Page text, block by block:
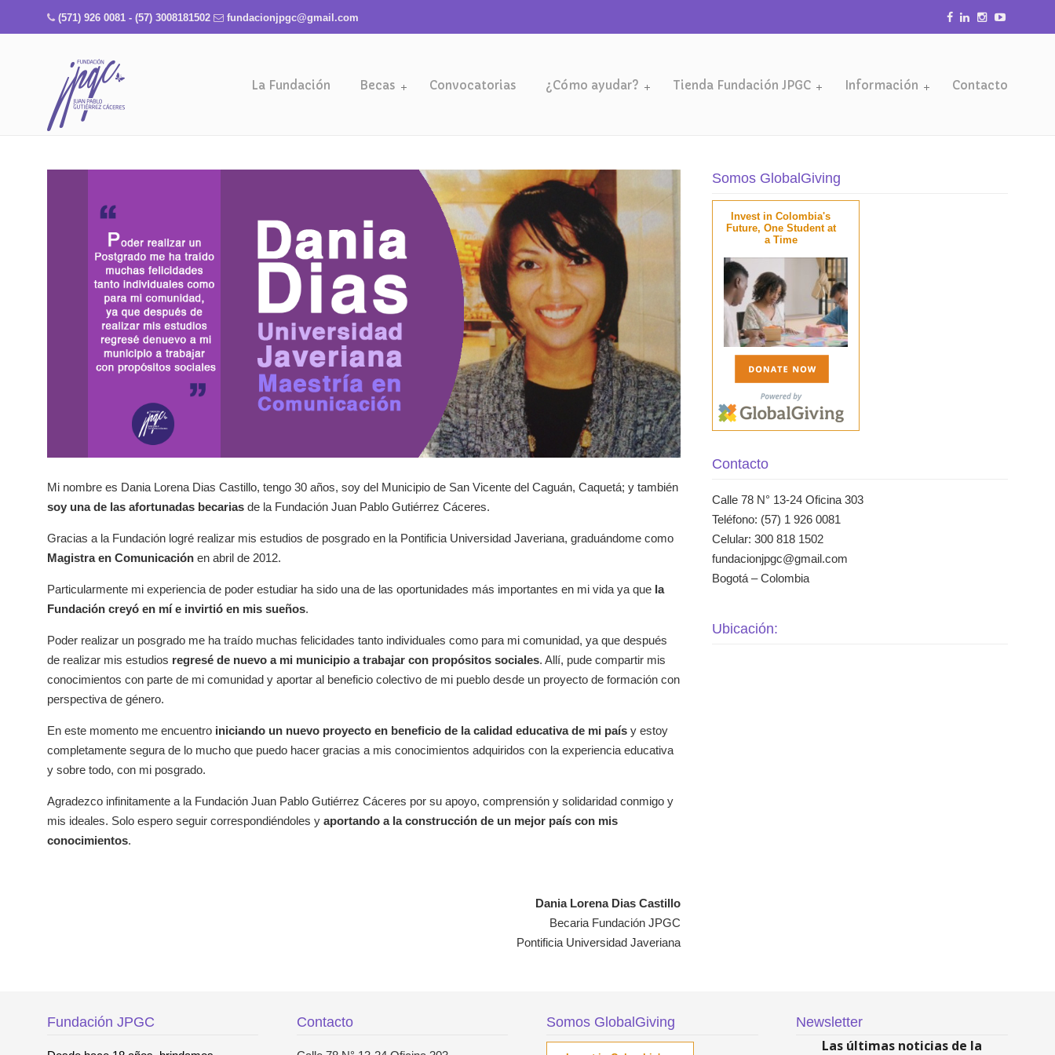
(571) 926 0081 - (57) 3008181502 fundacionjpgc@gmail.com
La Fundación Becas Convocatorias ¿Cómo ayudar? Tienda Fundación JPGC Información Contacto
Mi nombre es Dania Lorena Dias Castillo, tengo 30 años, soy del Municipio de San Vicente del Caguán, Caquetá; y también
soy una de las afortunadas becarias de la Fundación Juan Pablo Gutiérrez Cáceres.
Gracias a la Fundación logré realizar mis estudios de posgrado en la Pontificia Universidad Javeriana, graduándome como
Magistra en Comunicación en abril de 2012.
Particularmente mi experiencia de poder estudiar ha sido una de las oportunidades más importantes en mi vida ya que la
Fundación creyó en mí e invirtió en mis sueños.
Poder realizar un posgrado me ha traído muchas felicidades tanto individuales como para mi comunidad, ya que después
de realizar mis estudios regresé de nuevo a mi municipio a trabajar con propósitos sociales. Allí, pude compartir mis
conocimientos con parte de mi comunidad y aportar al beneficio colectivo de mi pueblo desde un proyecto de formación con
perspectiva de género.
En este momento me encuentro iniciando un nuevo proyecto en beneficio de la calidad educativa de mi país y estoy
completamente segura de lo mucho que puedo hacer gracias a mis conocimientos adquiridos con la experiencia educativa
y sobre todo, con mi posgrado.
Agradezco infinitamente a la Fundación Juan Pablo Gutiérrez Cáceres por su apoyo, comprensión y solidaridad conmigo y
mis ideales. Solo espero seguir correspondiéndoles yaportando a la construcción de un mejor país con mis
conocimientos.
Dania Lorena Dias Castillo
Becaria Fundación JPGC
Pontificia Universidad Javeriana
Somos GlobalGiving
Invest in Colombia's
Future, One Student at
a Time
Contacto
Calle 78 N° 13-24 Oficina 303
Teléfono: (57) 1 926 0081
Celular: 300 818 1502
fundacionjpgc@gmail.com
Bogotá – Colombia
Ubicación:
Fundación JPGC Contacto Somos GlobalGiving Newsletter